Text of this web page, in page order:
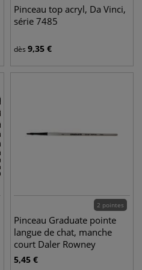
Pinceau top acryl, Da Vinci,
série 7485
dès 9,35 €
2 pointes
Pinceau Graduate pointe
langue de chat, manche
court Daler Rowney
5,45 €